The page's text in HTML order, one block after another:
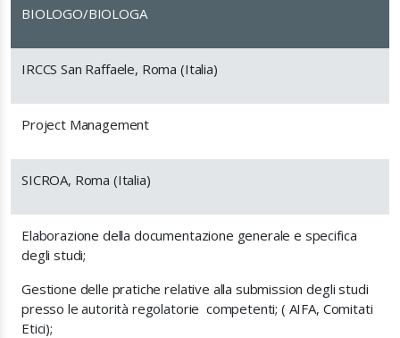
BIOLOGO/BIOLOGA
IRCCS San Raffaele, Roma (Italia)
Project Management
SICROA, Roma (Italia)
Elaborazione della documentazione generale e specifica
degli studi;
Gestione delle pratiche relative alla submission degli studi
presso le autorità regolatorie competenti; ( AIFA, Comitati
Etici);